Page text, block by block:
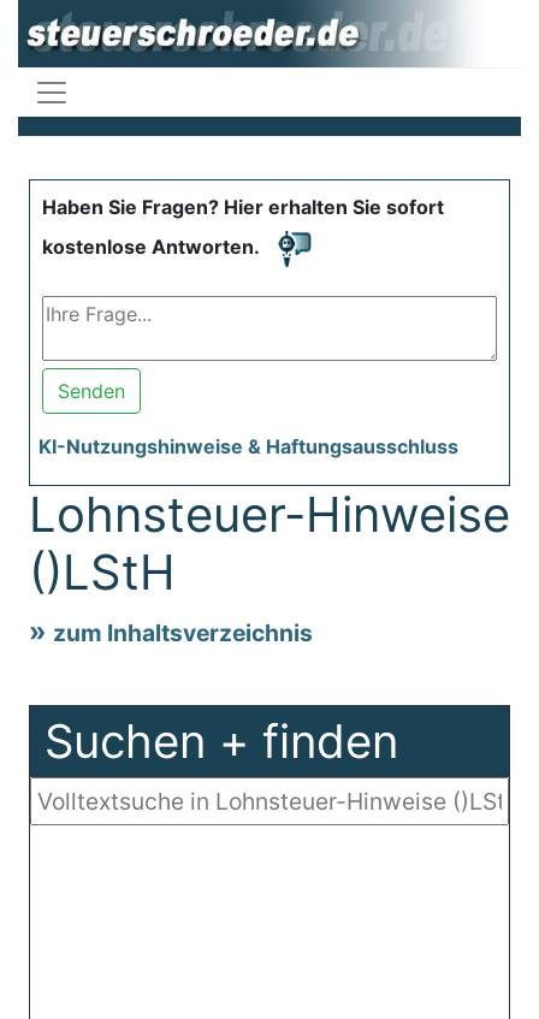
Haben Sie Fragen? Hier erhalten Sie sofort
kostenlose Antworten.
Senden
KI-Nutzungshinweise & Haftungsausschluss
Lohnsteuer-Hinweise
()LStH
zum Inhaltsverzeichnis
Suchen + finden